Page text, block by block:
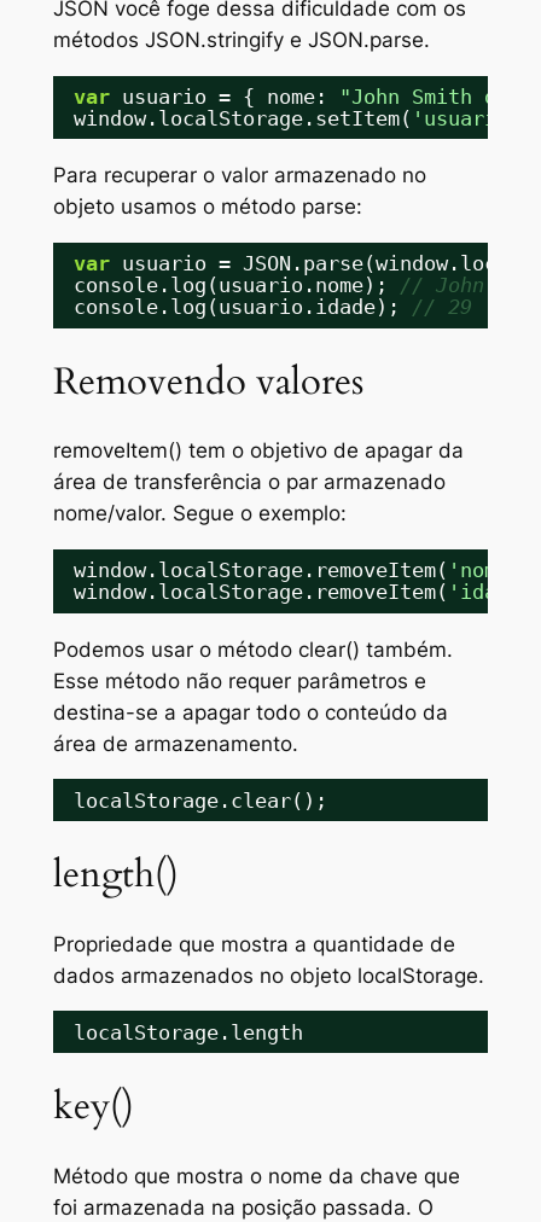
JSON você foge dessa dificuldade com os
métodos JSON.stringify e JSON.parse.
var usuario = { nome:
"John Smith da
window.localStorage.setItem( 'usuario'
Para recuperar o valor armazenado no
objeto usamos o método parse:
var usuario =
console.log(usuario.nome); // John
console.log(usuario.idade); // 29
Removendo valores
removeItem() tem o objetivo de apagar da
área de transferência o par armazenado
nome/valor. Segue o exemplo:
window.localStorage.removeItem( 'nome'
window.localStorage.removeItem( 'idade'
Podemos usar o método clear() também.
Esse método não requer parâmetros e
destina-se a apagar todo o conteúdo da
área de armazenamento.
localStorage.clear();
length()
Propriedade que mostra a quantidade de
dados armazenados no objeto localStorage.
localStorage.length
key()
Método que mostra o nome da chave que
foi armazenada na posição passada. O